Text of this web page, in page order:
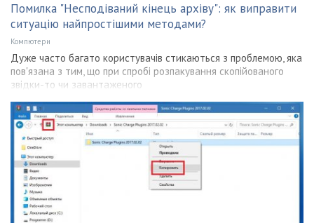
Помилка "Несподіваний кінець архіву": як виправити
ситуацію найпростішими методами?
Компютери
Дуже часто багато користувачів стикаються з проблемою, яка
пов'язана з тим, що при спробі розпакування скопійованого
звідки-то чи завантаженого